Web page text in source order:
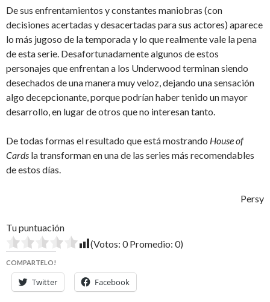
De sus enfrentamientos y constantes maniobras (con
decisiones acertadas y desacertadas para sus actores) aparece
lo más jugoso de la temporada y lo que realmente vale la pena
de esta serie. Desafortunadamente algunos de estos
personajes que enfrentan a los Underwood terminan siendo
desechados de una manera muy veloz, dejando una sensación
algo decepcionante, porque podrían haber tenido un mayor
desarrollo, en lugar de otros que no interesan tanto.
De todas formas el resultado que está mostrando House of
Cards la transforman en una de las series más recomendables
de estos días.
Persy
Tu puntuación
(Votos: 0Promedio: 0)
COMPARTELO!
Twitter Facebook